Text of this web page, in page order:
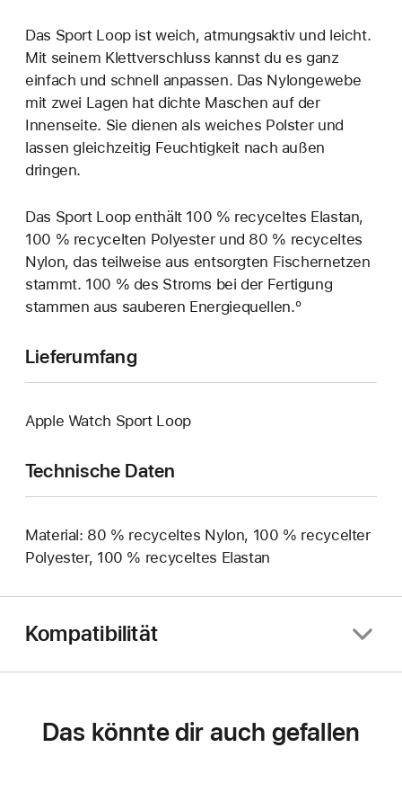
Das Sport Loop ist weich, atmungsaktiv und leicht.
Mit seinem Klettverschluss kannst du es ganz
einfach und schnell anpassen. Das Nylongewebe
mit zwei Lagen hat dichte Maschen auf der
Innenseite. Sie dienen als weiches Polster und
lassen gleichzeitig Feuchtigkeit nach außen
dringen.
Das Sport Loop enthält 100 % recyceltes Elastan,
100 % recycelten Polyester und 80 % recyceltes
Nylon, das teilweise aus entsorgten Fischernetzen
stammt. 100 % des Stroms bei der Fertigung
stammen aus sauberen Energiequellen.º
Lieferumfang
Apple Watch Sport Loop
Technische Daten
Material: 80 % recyceltes Nylon, 100 % recycelter
Polyester, 100 % recyceltes Elastan
Kompatibilität
Das könnte dir auch gefallen